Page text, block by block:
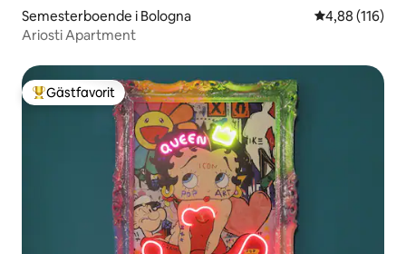
Semesterboende i Bologna 4,88 av 5 i
4,88 (116)
Ariosti Apartment
Populär gästfavorit
Gästfavorit